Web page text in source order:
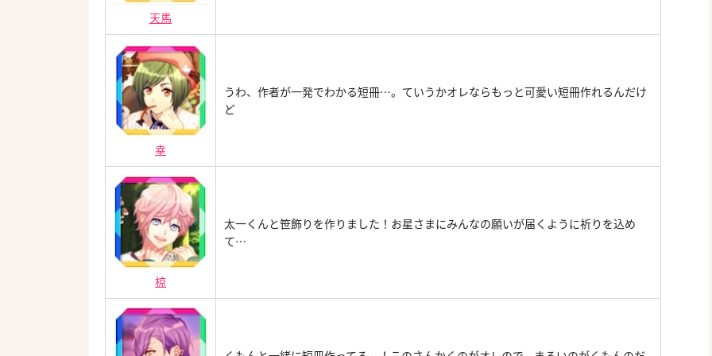
天馬
幸
うわ、作者が一発でわかる短冊…。ていうかオレならもっと可愛い短冊作れるんだけ
ど
椋
太一くんと笹飾りを作りました！お星さまにみんなの願いが届くように祈りを込め
て…